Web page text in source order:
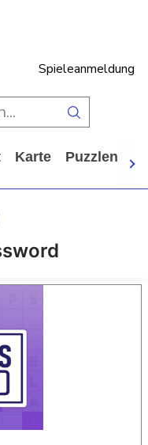
Spieleanmeldung
Karte Puzzlen